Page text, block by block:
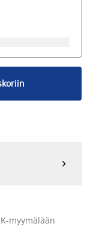

myymälään